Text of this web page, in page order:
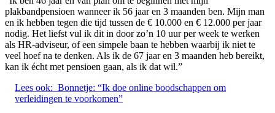
plakbandpensioen wanneer ik 56 jaar en 3 maanden ben. Mijn man
en ik hebben tegen die tijd tussen de € 10.000 en € 12.000 per jaar
nodig. Het liefst vul ik dit in door zo’n 10 uur per week te werken
als HR-adviseur, of een simpele baan te hebben waarbij ik niet te
veel hoef na te denken. Als ik de 67 jaar en 3 maanden heb bereikt,
kan ik écht met pensioen gaan, als ik dat wil.”
Lees ook: Bonnetje: “Ik doe online boodschappen om
verleidingen te voorkomen”